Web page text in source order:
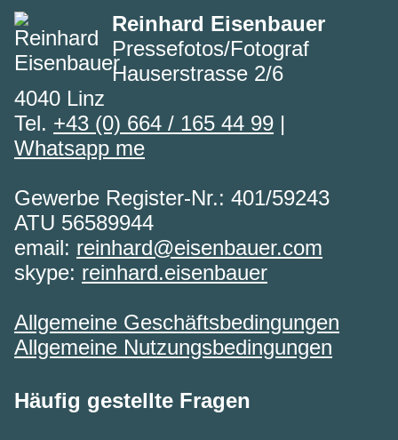
Reinhard Eisenbauer
Pressefotos/Fotograf
Hauserstrasse 2/6
4040 Linz
Tel. +43 (0) 664 / 165 44 99 |
Whatsapp me
Gewerbe Register-Nr.: 401/59243
ATU 56589944
email: reinhard@eisenbauer.com
skype: reinhard.eisenbauer
Allgemeine Geschäftsbedingungen
Allgemeine Nutzungsbedingungen
Häufig gestellte Fragen